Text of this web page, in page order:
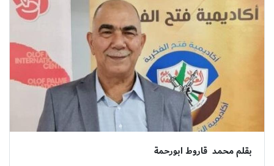
بقلم محمد قاروط ابورحمة